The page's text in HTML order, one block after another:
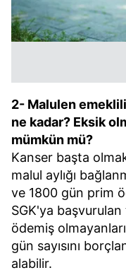
2- Malulen
ne kadar? Eksik
mümkün mü?
Kanser başta
malul aylığı
ve 1800 gün prim
SGK'ya
ödemiş
gün sayısını
alabilir.